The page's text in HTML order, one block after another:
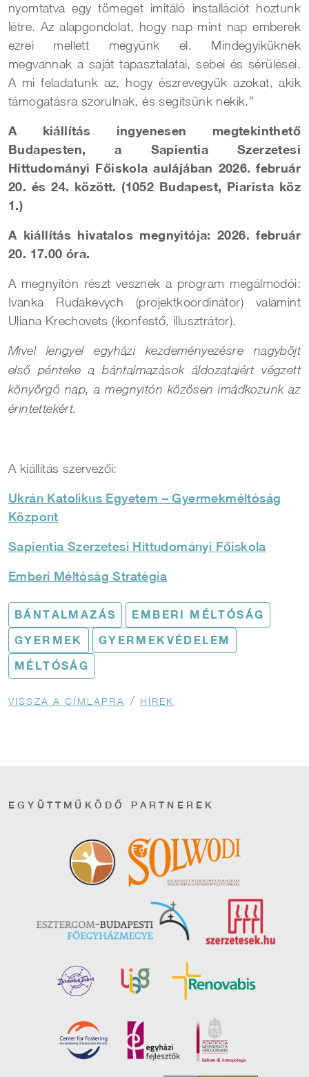
nyomtatva egy tömeget imitáló installációt hoztunk
létre. Az alapgondolat, hogy nap mint nap emberek
ezrei mellett megyünk el. Mindegyiküknek
megvannak a saját tapasztalatai, sebei és sérülései.
A mi feladatunk az, hogy észrevegyük azokat, akik
támogatásra szorulnak, és segítsünk nekik.”
A kiállítás ingyenesen megtekinthető
Budapesten, a Sapientia Szerzetesi
Hittudományi Főiskola aulájában 2026. február
20. és 24. között. (1052 Budapest, Piarista köz
1.)
A kiállítás hivatalos megnyitója: 2026. február
20. 17.00 óra.
A megnyitón részt vesznek a program megálmodói:
Ivanka Rudakevych (projektkoordinátor) valamint
Uliana Krechovets (ikonfestő, illusztrátor).
Mivel lengyel egyházi kezdeményezésre nagyböjt
első pénteke a bántalmazások áldozataiért végzett
könyörgő nap, a megnyitón közösen imádkozunk az
érintettekért.
A kiállítás szervezői:
Ukrán Katolikus Egyetem – Gyermekméltóság
Központ
Sapientia Szerzetesi Hittudományi Főiskola
Emberi Méltóság Stratégia
BÁNTALMAZÁS EMBERI MÉLTÓSÁG
GYERMEK GYERMEKVÉDELEM
MÉLTÓSÁG
Morzsa
VISSZA A CÍMLAPRA HÍREK
EGYÜTTMŰKÖDŐ PARTNEREK